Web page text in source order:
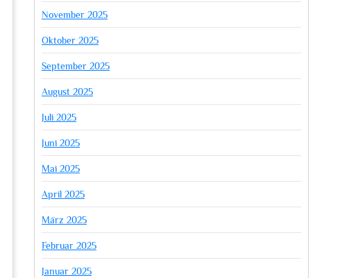
November 2025
Oktober 2025
September 2025
August 2025
Juli 2025
Juni 2025
Mai 2025
April 2025
März 2025
Februar 2025
Januar 2025